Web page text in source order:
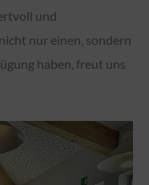
und
nur einen, sondern
haben, freut uns